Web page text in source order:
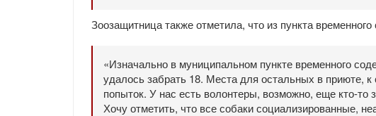
Зоозащитница также отметила, что из пункта
«Изначально в муниципальном пункте временного
удалось забрать 18. Места для остальных в приюте,
попыток. У нас есть волонтеры, возможно, еще кто-то
Хочу отметить, что все собаки социализированные,